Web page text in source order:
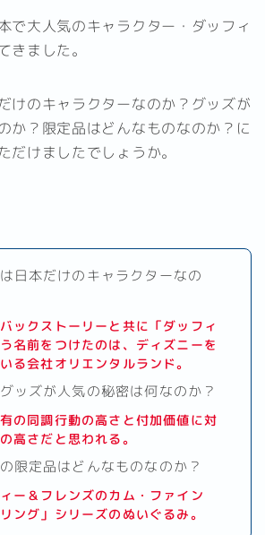
で大人気のキャラクター・ダッフィ
きました。
けのキャラクターなのか？グッズが
か？限定品はどんなものなのか？に
だけましたでしょうか。
日本だけのキャラクターなの
ックストーリーと共に「ダッフィ
名前をつけたのは、ディズニーを
る会社オリエンタルランド。
ッズが人気の秘密は何なのか？
の同調行動の高さと付加価値に対
高さだと思われる。
限定品はどんなものなのか？
ィー＆フレンズのカム・ファイン
ング」シリーズのぬいぐるみ。